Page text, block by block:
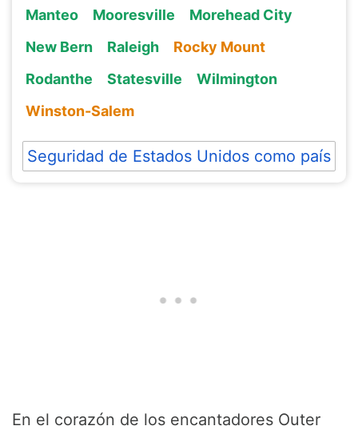
Manteo
Mooresville
Morehead City
New Bern
Raleigh
Rocky Mount
Rodanthe
Statesville
Wilmington
Winston-Salem
Seguridad de Estados Unidos como país
En el corazón de los encantadores Outer